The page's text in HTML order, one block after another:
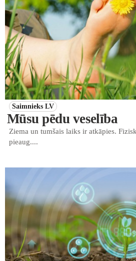
Saimnieks LV
Mūsu pēdu veselība
Ziema un tumšais laiks ir atkāpies.
pieaug....